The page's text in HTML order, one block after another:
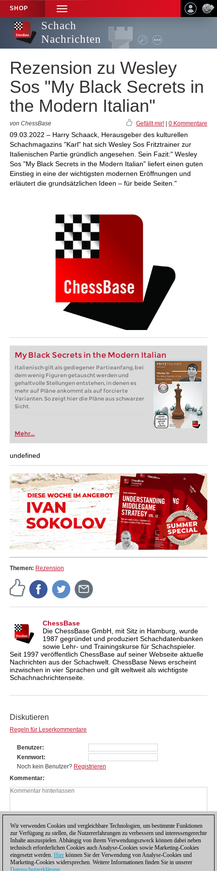
SHOP
TOGGLE
NAVIGATION
Schach
Nachrichten
Rezension zu Wesley
Sos "My Black Secrets in
the Modern Italian"
von ChessBase Gefällt mir! 0 Kommentare
09.03.2022 – Harry Schaack, Herausgeber des kulturellen
Schachmagazins "Karl" hat sich Wesley Sos Fritztrainer zur
Italienischen Partie gründlich angesehen. Sein Fazit:" Wesley
Sos "My Black Secrets in the Modern Italian" liefert einen guten
Einstieg in eine der wichtigsten modernen Eröffnungen und
erläutert die grundsätzlichen Ideen – für beide Seiten."
My Black Secrets in the Modern Italian
Italienisch gilt als gediegener Partieanfang, bei
dem wenig Figuren getauscht werden und
gehaltvolle Stellungen entstehen, in denen es
mehr auf Pläne ankommt als auf forcierte
Varianten. So zeigt hier die Pläne aus schwarzer
Sicht.
Mehr...
undefined
Themen: Rezension
ChessBase
Die ChessBase GmbH, mit Sitz in Hamburg, wurde
1987 gegründet und produziert Schachdatenbanken
sowie Lehr- und Trainingskurse für Schachspieler.
Seit 1997 veröffentlich ChessBase auf seiner Webseite aktuelle
Nachrichten aus der Schachwelt. ChessBase News erscheint
inzwischen in vier Sprachen und gilt weltweit als wichtigste
Schachnachrichtenseite.
Diskutieren
Regeln für Leserkommentare
Benutzer
Kennwort
Noch kein Benutzer? Registrieren
Kommentar
Wir verwenden Cookies und vergleichbare Technologien, um bestimmte Funktionen
zur Verfügung zu stellen, die Nutzererfahrungen zu verbessern und interessengerechte
Inhalte auszuspielen. Abhängig von ihrem Verwendungszweck können dabei neben
technisch erforderlichen Cookies auch Analyse-Cookies sowie Marketing-Cookies
eingesetzt werden. Hier können Sie der Verwendung von Analyse-Cookies und
Marketing-Cookies widersprechen. Weitere Informationen finden Sie in unserer
Datenschutzerklärung